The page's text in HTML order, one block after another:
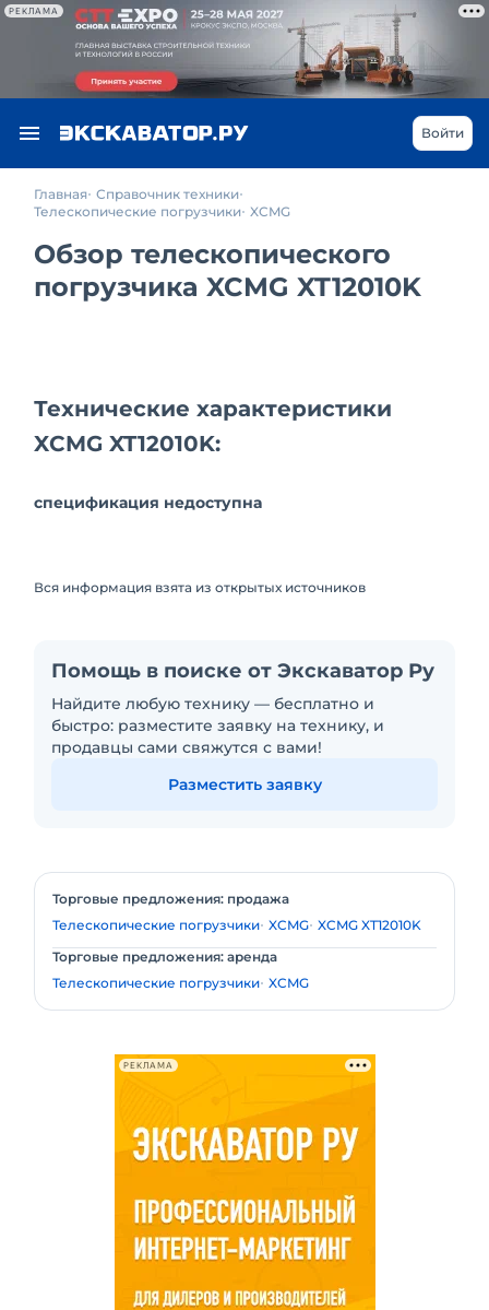
РЕКЛАМА
Войти
Главная Справочник техники
Телескопические погрузчики XCMG
Обзор телескопического
погрузчика XCMG XT12010K
Технические характеристики
XCMG XT12010K:
спецификация недоступна
Вся информация взята из открытых источников
Помощь в поиске от Экскаватор Ру
Найдите любую технику — бесплатно и
быстро: разместите заявку на технику, и
продавцы сами свяжутся с вами!
Разместить заявку
Торговые предложения: продажа
Телескопические погрузчики XCMG XCMG XT12010K
Торговые предложения: аренда
Телескопические погрузчики XCMG
РЕКЛАМА